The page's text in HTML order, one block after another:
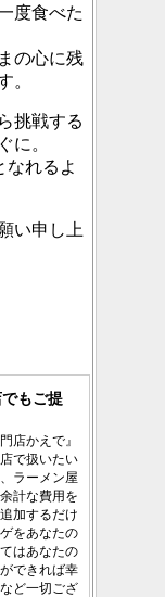
度食べた
の心に残
。
挑戦する
に。
なれるよ
い申し上
もご提
店かえで』
で扱いたい
ラーメン屋
計な費用を
加するだけ
をあなたの
はあなたの
できれば幸
ど一切ござ